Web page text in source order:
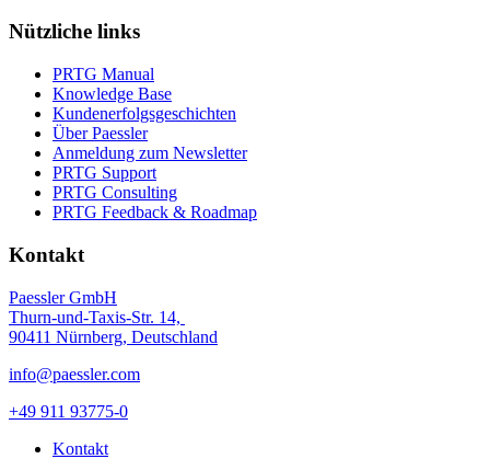
Nützliche links
PRTG Manual
Knowledge Base
Kundenerfolgsgeschichten
Über Paessler
Anmeldung zum Newsletter
PRTG Support
PRTG Consulting
PRTG Feedback & Roadmap
Kontakt
Paessler GmbH
Thurn-und-Taxis-Str. 14,
90411 Nürnberg, Deutschland
info@paessler.com
+49 911 93775-0
Kontakt